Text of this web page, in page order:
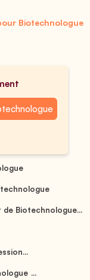
Biotechnologue
Biotechnologue...
...